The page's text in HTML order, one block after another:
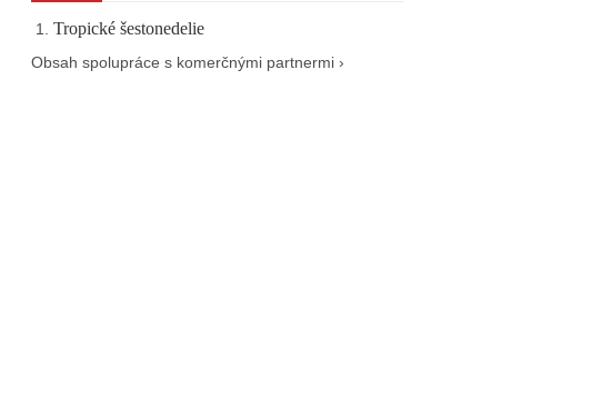
Tropické šestonedelie
Obsah spolupráce s komerčnými partnermi ›